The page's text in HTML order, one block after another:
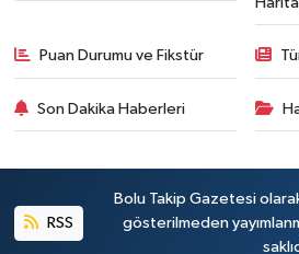
Puan Durumu ve Fikstür
Son Dakika Haberleri
RSS
Bolu Takip Gazetesi
gösterilmeden